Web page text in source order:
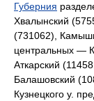
Губерния
Хвалынский
(731062),
центральных —
Аткарский
Балашовский
Кузнецкого у.